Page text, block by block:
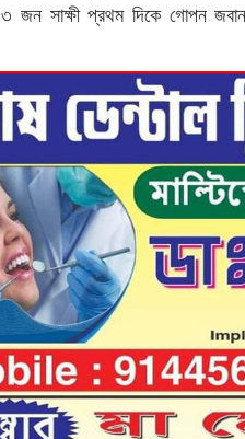
৩ জন সাক্ষী প্রথম দিকে গোপন